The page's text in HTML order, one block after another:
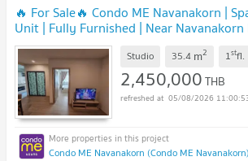
🔥 For Sale🔥 Condo ME Navanakorn |
Unit | Fully Furnished | Near
Estate
Studio 35.4 m2 1stfl.
2,450,000THB
05/08/2026
Condo ME Navanakorn (Condo ME Navanakorn)